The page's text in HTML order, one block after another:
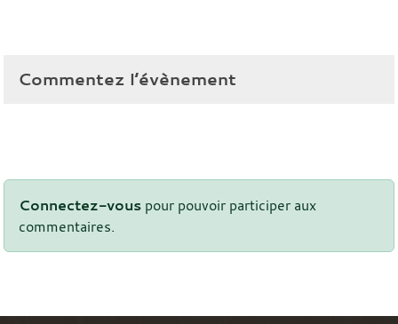
Commentez l’évènement
Connectez-vous pour pouvoir participer aux
commentaires.